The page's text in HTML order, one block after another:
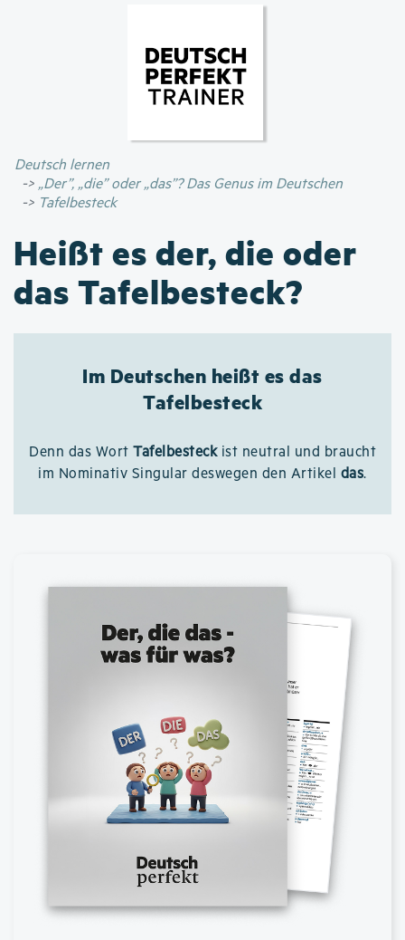
Inhalt
Deutsch lernen
„Der”, „die” oder „das”? Das Genus im Deutschen
Tafelbesteck
Heißt es der, die oder
das Tafelbesteck?
Im Deutschen heißt es das
Tafelbesteck
Denn das Wort Tafelbesteckist neutral und braucht
im Nominativ Singular deswegen den Artikel das.